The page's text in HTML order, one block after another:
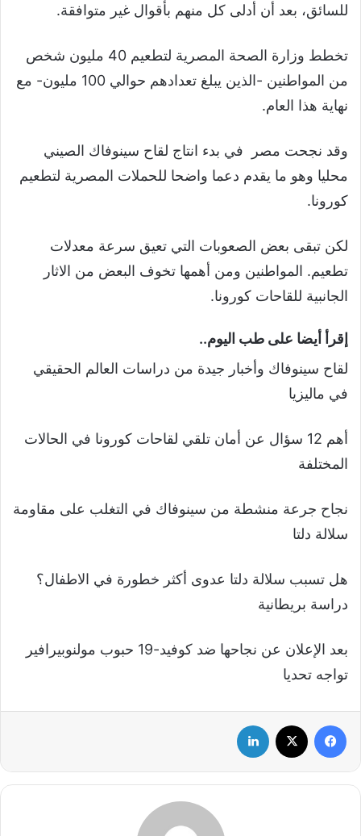
للسائق، بعد أن أدلى كل منهم بأقوال غير متوافقة.
تخطط وزارة الصحة المصرية لتطعيم 40 مليون شخص
من المواطنين -الذين يبلغ تعدادهم حوالي 100 مليون- مع
نهاية هذا العام.
وقد نجحت مصر في بدء انتاج لقاح سينوفاك الصيني
محليا وهو ما يقدم دعما واضحا للحملات المصرية لتطعيم
كورونا.
لكن تبقى بعض الصعوبات التي تعيق سرعة معدلات
تطعيم. المواطنين ومن أهمها تخوف البعض من الاثار
الجانبية للقاحات كورونا.
إقرأ أيضا على طب اليوم..
لقاح سينوفاك وأخبار جيدة من دراسات العالم الحقيقي
في ماليزيا
أهم 12 سؤال عن أمان تلقي لقاحات كورونا في الحالات
المختلفة
نجاح جرعة منشطة من سينوفاك في التغلب على مقاومة
سلالة دلتا
هل تسبب سلالة دلتا عدوى أكثر خطورة في الاطفال؟
دراسة بريطانية
بعد الإعلان عن نجاحها ضد كوفيد-19 حبوب مولنوبيرافير
تواجه تحديا